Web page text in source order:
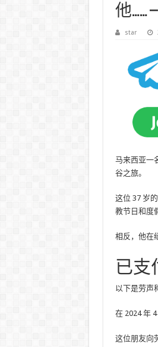
他…… –
star
马来西亚一
谷之旅。
这位 37 岁
教节日和度
相反，他在
已支
以下是劳声
在 2024 年
这位朋友向